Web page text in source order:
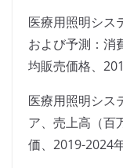
医療用照明シス
および予測：消
均販売価格、
医療用照明シス
ア、売上高（百
価、2019-2024